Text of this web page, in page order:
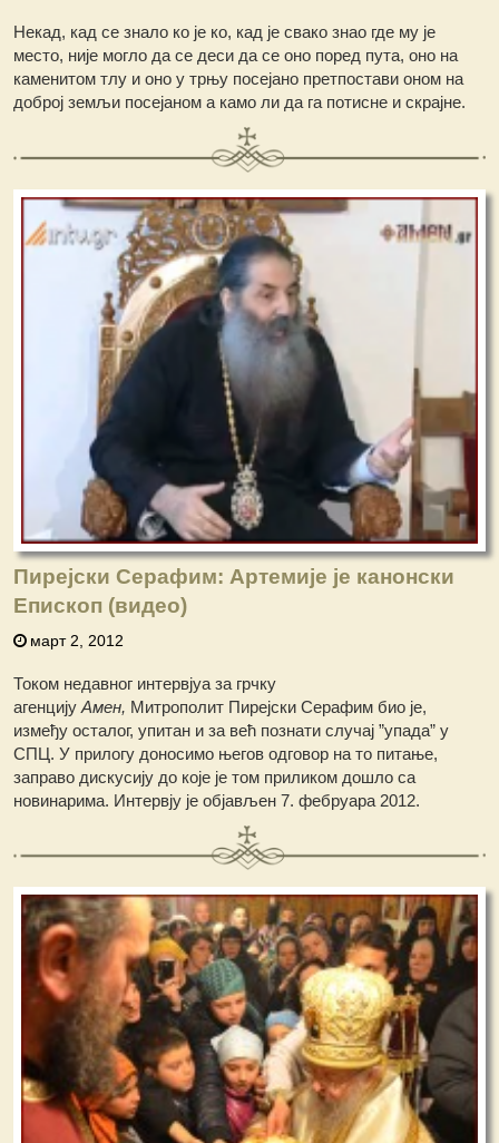
Некад, кад се знало ко је ко, кад је свако знао где му је
место, није могло да се деси да се оно поред пута, оно на
каменитом тлу и оно у трњу посејано претпостави оном на
доброј земљи посејаном а камо ли да га потисне и скрајне.
Пирејски Серафим: Артемије је канонски
Епископ (видео)
март 2, 2012
Током недавног интервјуа за грчку
агенцијуАмен, Митрополит Пирејски Серафим био је,
између осталог, упитан и за већ познати случај ”упада” у
СПЦ. У прилогу доносимо његов одговор на то питање,
заправо дискусију до које је том приликом дошло са
новинарима. Интервју је објављен 7. фебруара 2012.